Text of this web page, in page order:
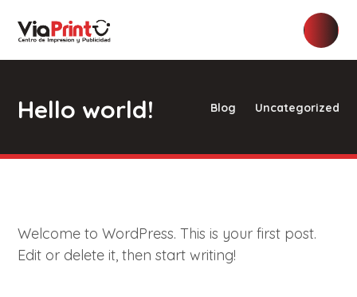
Hello world! Blog Uncategorized
Welcome to WordPress. This is your first post.
Edit or delete it, then start writing!